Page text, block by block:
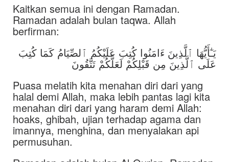
Kaitkan semua ini dengan Ramadan.
Ramadan adalah bulan taqwa. Allah
berfirman:
يَـٰٓأَيُّهَا ٱلَّذِينَ ءَامَنُوا كُتِبَ عَلَيْكُمُ ٱلصِّيَامُ كَمَا كُتِبَ
عَلَى ٱلَّذِينَ مِن قَبْلِكُمْ لَعَلَّكُمْ تَتَّقُونَ
Puasa melatih kita menahan diri dari yang
halal demi Allah, maka lebih pantas lagi kita
menahan diri dari yang haram demi Allah:
hoaks, ghibah, ujian terhadap agama dan
imannya, menghina, dan menyalakan api
permusuhan.